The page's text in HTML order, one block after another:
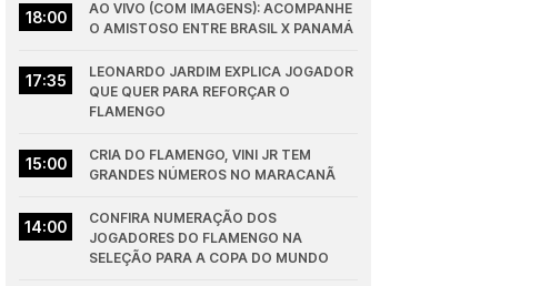
18:00
AO VIVO (COM IMAGENS): ACOMPANHE
O AMISTOSO ENTRE BRASIL X PANAMÁ
17:35
LEONARDO JARDIM EXPLICA JOGADOR
QUE QUER PARA REFORÇAR O
FLAMENGO
15:00
CRIA DO FLAMENGO, VINI JR TEM
GRANDES NÚMEROS NO MARACANÃ
14:00
CONFIRA NUMERAÇÃO DOS
JOGADORES DO FLAMENGO NA
SELEÇÃO PARA A COPA DO MUNDO